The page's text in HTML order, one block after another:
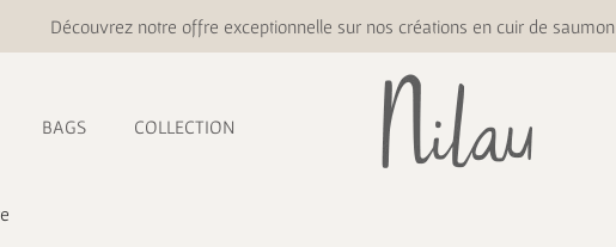
Découvrez notre offre exceptionnelle sur nos créations en cuir de saumon
BAGS COLLECTION